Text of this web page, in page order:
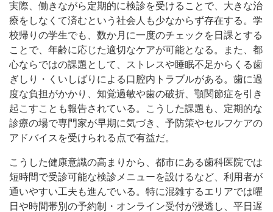
実際、働きながら定期的に検診を受けることで、大きな治
療をしなくて済むという社会人も少なからず存在する。学
校帰りの学生でも、数か月に一度のチェックを日課とする
ことで、年齢に応じた適切なケアが可能となる。また、都
心ならではの課題として、ストレスや睡眠不足からくる歯
ぎしり・くいしばりによる口腔内トラブルがある。歯に過
度な負担がかかり、知覚過敏や歯の破折、顎関節症を引き
起こすことも報告されている。こうした課題も、定期的な
診療の場で専門家が早期に気づき、予防策やセルフケアの
アドバイスを受けられる点で有益だ。
こうした健康意識の高まりから、都市にある歯科医院では
短時間で受診可能な検診メニューを設けるなど、利用者が
通いやすい工夫も進んでいる。特に混雑するエリアでは曜
日や時間帯別の予約制・オンライン受付が浸透し、平日遅